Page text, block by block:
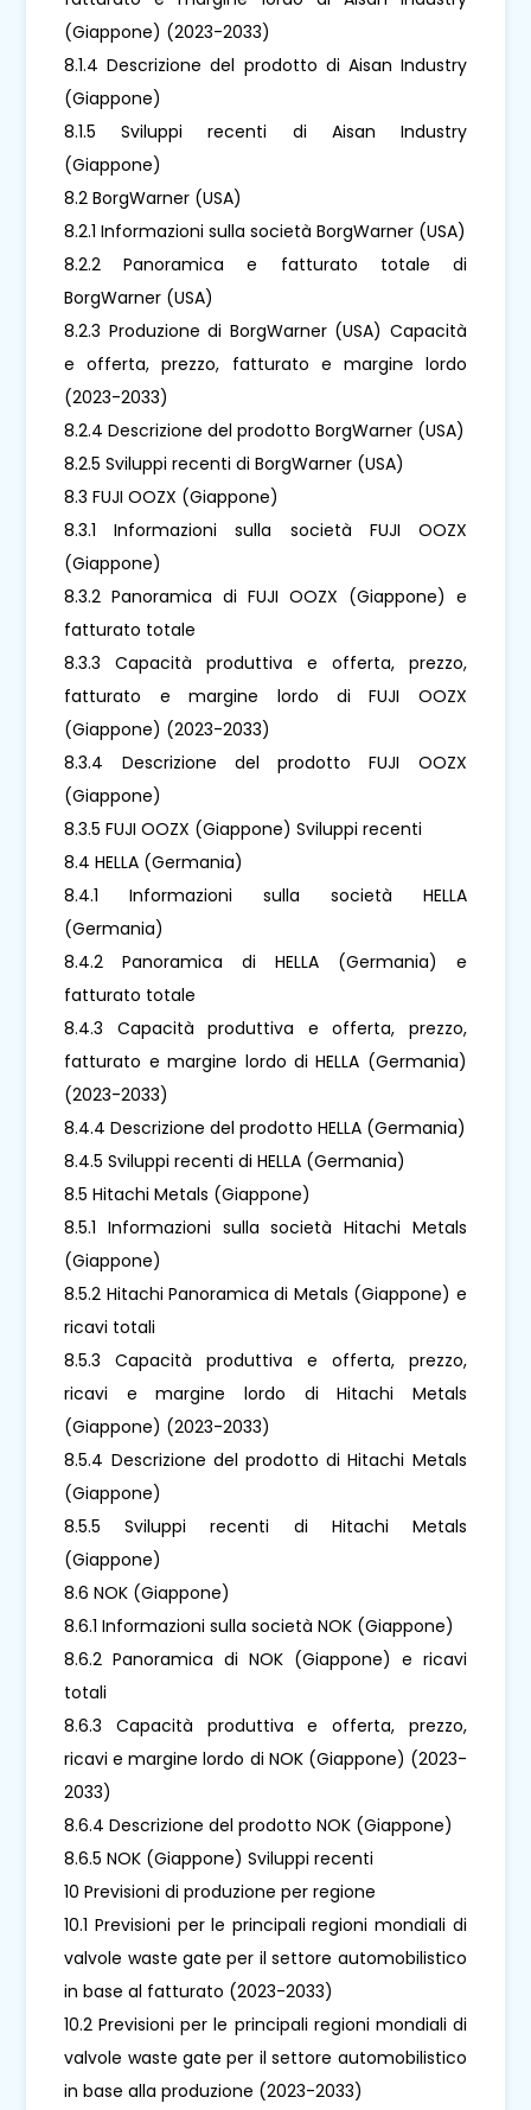
(Giappone) (2023-2033)
8.1.4 Descrizione del prodotto di Aisan Industry
(Giappone)
8.1.5 Sviluppi recenti di Aisan Industry
(Giappone)
8.2 BorgWarner (USA)
8.2.1 Informazioni sulla società BorgWarner (USA)
8.2.2 Panoramica e fatturato totale di
BorgWarner (USA)
8.2.3 Produzione di BorgWarner (USA) Capacità
e offerta, prezzo, fatturato e margine lordo
(2023-2033)
8.2.4 Descrizione del prodotto BorgWarner (USA)
8.2.5 Sviluppi recenti di BorgWarner (USA)
8.3 FUJI OOZX (Giappone)
8.3.1 Informazioni sulla società FUJI OOZX
(Giappone)
8.3.2 Panoramica di FUJI OOZX (Giappone) e
fatturato totale
8.3.3 Capacità produttiva e offerta, prezzo,
fatturato e margine lordo di FUJI OOZX
(Giappone) (2023-2033)
8.3.4 Descrizione del prodotto FUJI OOZX
(Giappone)
8.3.5 FUJI OOZX (Giappone) Sviluppi recenti
8.4 HELLA (Germania)
8.4.1 Informazioni sulla società HELLA
(Germania)
8.4.2 Panoramica di HELLA (Germania) e
fatturato totale
8.4.3 Capacità produttiva e offerta, prezzo,
fatturato e margine lordo di HELLA (Germania)
(2023-2033)
8.4.4 Descrizione del prodotto HELLA (Germania)
8.4.5 Sviluppi recenti di HELLA (Germania)
8.5 Hitachi Metals (Giappone)
8.5.1 Informazioni sulla società Hitachi Metals
(Giappone)
8.5.2 Hitachi Panoramica di Metals (Giappone) e
ricavi totali
8.5.3 Capacità produttiva e offerta, prezzo,
ricavi e margine lordo di Hitachi Metals
(Giappone) (2023-2033)
8.5.4 Descrizione del prodotto di Hitachi Metals
(Giappone)
8.5.5 Sviluppi recenti di Hitachi Metals
(Giappone)
8.6 NOK (Giappone)
8.6.1 Informazioni sulla società NOK (Giappone)
8.6.2 Panoramica di NOK (Giappone) e ricavi
totali
8.6.3 Capacità produttiva e offerta, prezzo,
ricavi e margine lordo di NOK (Giappone) (2023-
2033)
8.6.4 Descrizione del prodotto NOK (Giappone)
8.6.5 NOK (Giappone) Sviluppi recenti
10 Previsioni di produzione per regione
10.1 Previsioni per le principali regioni mondiali di
valvole waste gate per il settore automobilistico
in base al fatturato (2023-2033)
10.2 Previsioni per le principali regioni mondiali di
valvole waste gate per il settore automobilistico
in base alla produzione (2023-2033)